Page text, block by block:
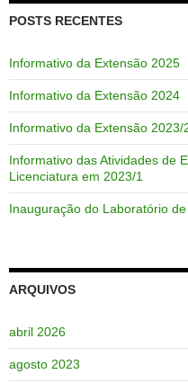
POSTS RECENTES
Informativo da Extensão 2025
Informativo da Extensão 2024
Informativo da Extensão 2023/
Informativo das Atividades de
Licenciatura em 2023/1
Inauguração do Laboratório
ARQUIVOS
abril 2026
agosto 2023